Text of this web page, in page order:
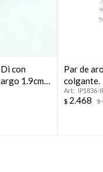
con
1.9cm,
Par de
colgante.
IP1836-
$ 2.468 $